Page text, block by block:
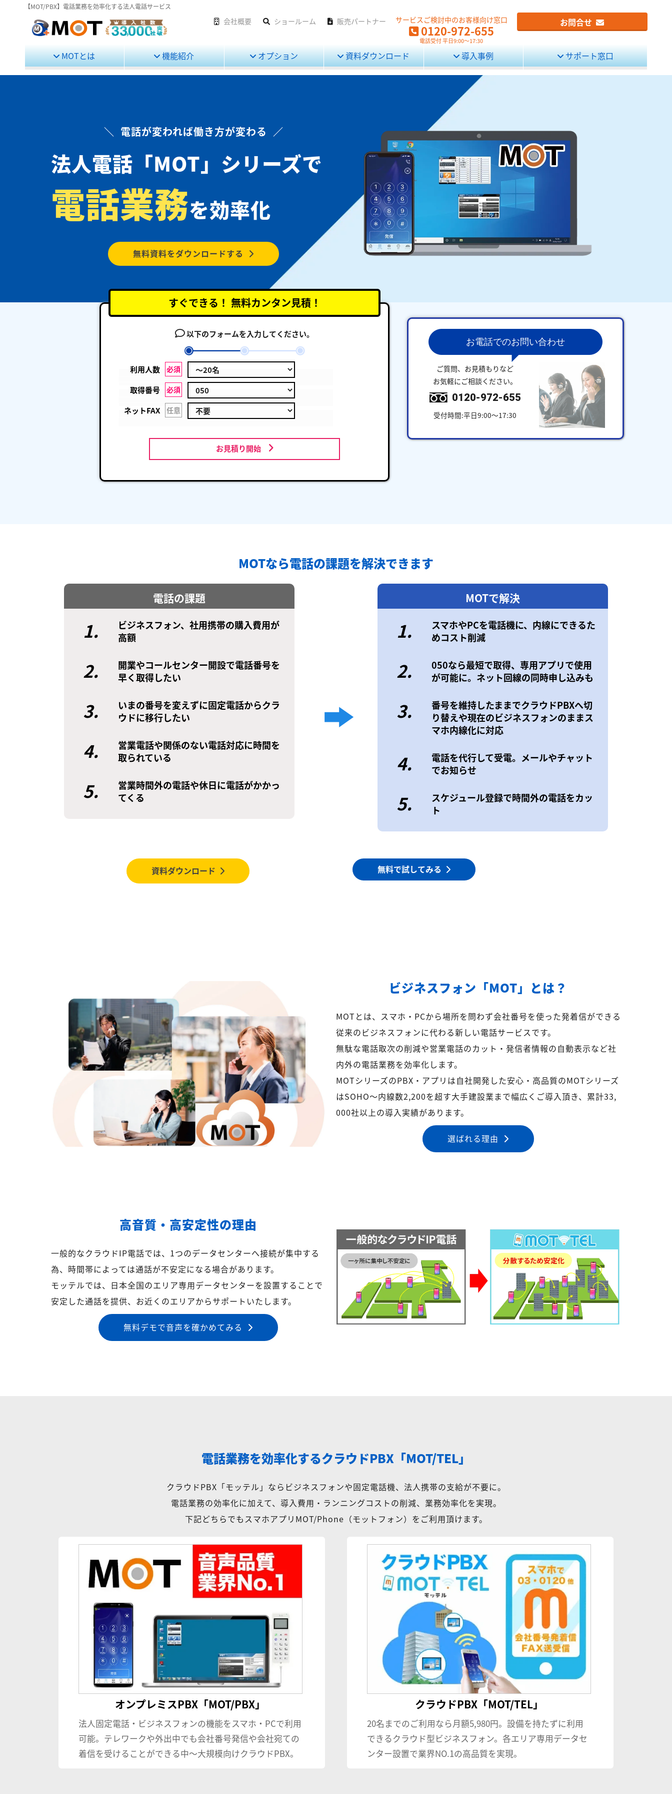
【MOT/PBX】電話業務を効率化する法人電話サービス
会社概要 ショールーム 販売パートナー サービスご検討中のお客様向け窓口
0120-972-655
電話受付 平日9:00～17:30
お問合せ
MOTとは 機能紹介 オプション 資料ダウンロード 導入事例 サポート窓口
＼ 電話が変われば働き方が変わる ／
法人電話 「MOT」シリーズで
電話業務を効率化
無料資料をダウンロードする
すぐできる！ 無料カンタン見積！
以下のフォームを入力してください。
利用人数 必須
取得番号 必須
ネットFAX 任意
お見積り開始
お電話でのお問い合わせ
ご質問、お見積もりなど
お気軽にご相談ください。
0120-972-655
受付時間:平日9:00～17:30
MOTなら電話の課題を解決できます
電話の課題
1.
ビジネスフォン、社用携帯の購入費用が
高額
2.
開業やコールセンター開設で電話番号を
早く取得したい
3.
いまの番号を変えずに固定電話からクラ
ウドに移行したい
4.
営業電話や関係のない電話対応に時間を
取られている
5.
営業時間外の電話や休日に電話がかかっ
てくる
MOTで解決
1.
スマホやPCを電話機に、内線にできるた
めコスト削減
2.
050なら最短で取得、専用アプリで使用
が可能に。ネット回線の同時申し込みも
3.
番号を維持したままでクラウドPBXへ切
り替えや現在のビジネスフォンのままス
マホ内線化に対応
4.
電話を代行して受電。メールやチャット
でお知らせ
5.
スケジュール登録で時間外の電話をカッ
ト
無料で試してみる
資料ダウンロード
ビジネスフォン「MOT」とは？
MOTとは、スマホ・PCから場所を問わず会社番号を使った発着信ができる
従来のビジネスフォンに代わる新しい電話サービスです。
無駄な電話取次の削減や営業電話のカット・発信者情報の自動表示など社
内外の電話業務を効率化します。
MOTシリーズのPBX・アプリは自社開発した安心・高品質のMOTシリーズ
はSOHO～内線数2,200を超す大手建設業まで幅広くご導入頂き、累計33,
000社以上の導入実績があります。
選ばれる理由
高音質・高安定性の理由
一般的なクラウドIP電話では、1つのデータセンターへ接続が集中する
為、時間帯によっては通話が不安定になる場合があります。
モッテルでは、日本全国のエリア専用データセンターを設置することで
安定した通話を提供、お近くのエリアからサポートいたします。
無料デモで音声を確かめてみる
電話業務を効率化するクラウドPBX「MOT/TEL」
クラウドPBX「モッテル」ならビジネスフォンや固定電話機、法人携帯の支給が不要に。
電話業務の効率化に加えて、導入費用・ランニングコストの削減、業務効率化を実現。
下記どちらでもスマホアプリMOT/Phone（モットフォン）をご利用頂けます。
オンプレミスPBX「MOT/PBX」
法人固定電話・ビジネスフォンの機能をスマホ・PCで利用
可能。テレワークや外出中でも会社番号発信や会社宛ての
着信を受けることができる中〜大規模向けクラウドPBX。
クラウドPBX「MOT/TEL」
20名までのご利用なら月額5,980円。設備を持たずに利用
できるクラウド型ビジネスフォン。各エリア専用データセ
ンター設置で業界NO.1の高品質を実現。